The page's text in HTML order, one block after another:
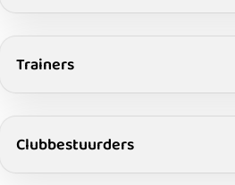
Trainers
Clubbestuurders